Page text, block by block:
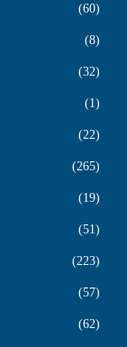
60
8
32
1
22
265
19
51
223
57
62